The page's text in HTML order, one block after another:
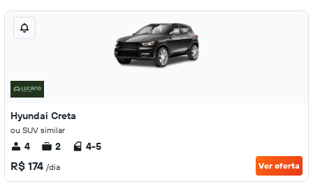
Hyundai Creta
ou SUV similar
4 2 4-5
R$ 174 /dia Ver oferta